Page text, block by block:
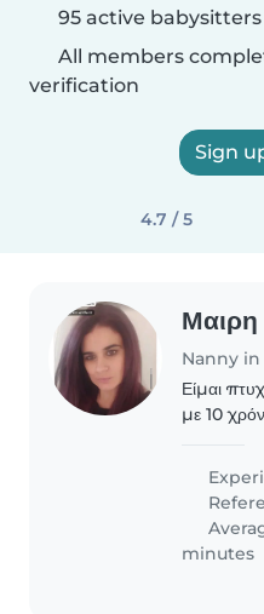
95 active
All members
verification
Sign
4.7 / 5
Μαιρη
Nanny
Είμαι
με 10
πολλά
μουσική
και αγάπη..
minutes